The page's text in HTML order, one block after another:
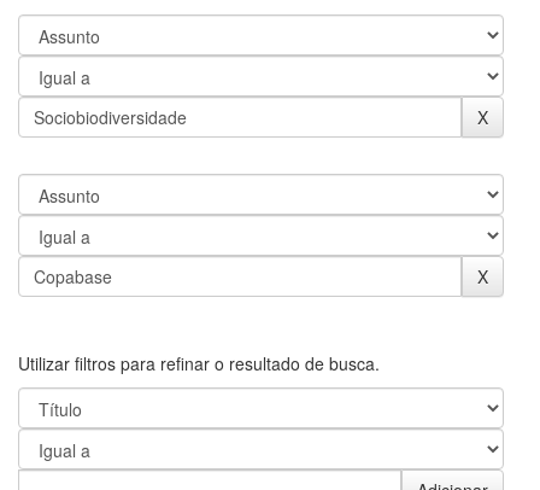
Utilizar filtros para refinar o resultado de busca.